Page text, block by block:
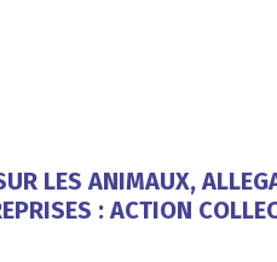
LES ANIMAUX,
: ACTION